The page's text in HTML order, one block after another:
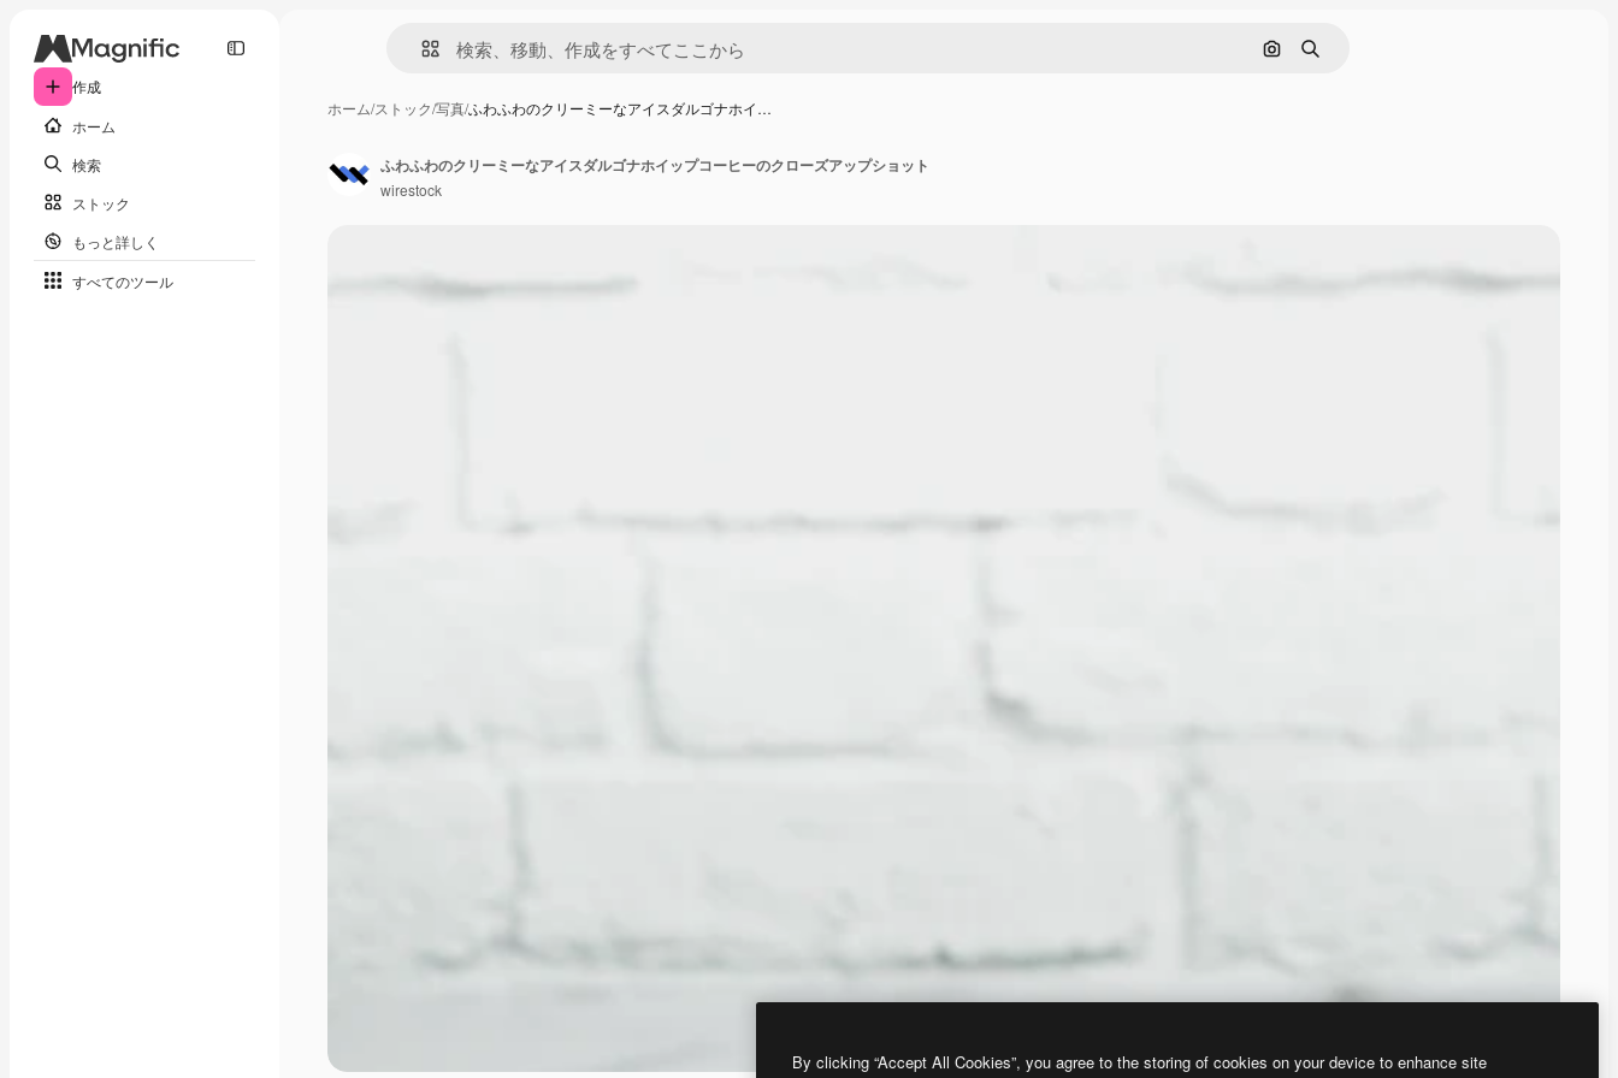
作成
ホーム
検索
ストック
もっと詳しく
すべてのツール
画像で検索
検索
ホーム/ストック/写真/ふわふわのクリーミーなアイスダルゴナホイ…
ふわふわのクリーミーなアイスダルゴナホイップコーヒーのクローズアップショット
wirestock
By clicking “Accept All Cookies”, you agree to the storing of cookies on your device to enhance site